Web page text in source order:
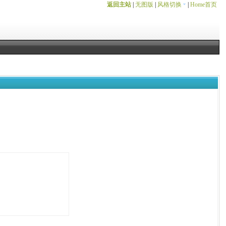
返回主站| 无图版 风格切换 Home首页